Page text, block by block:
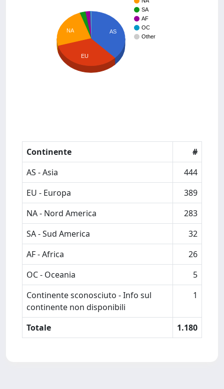
SA
AF
OC
Other
AS
NA
EU
Continente
#
AS - Asia
444
EU - Europa
389
NA - Nord America
283
SA - Sud America
32
AF - Africa
26
OC - Oceania
5
Continente sconosciuto - Info sul
continente non disponibili
1
Totale 1.180